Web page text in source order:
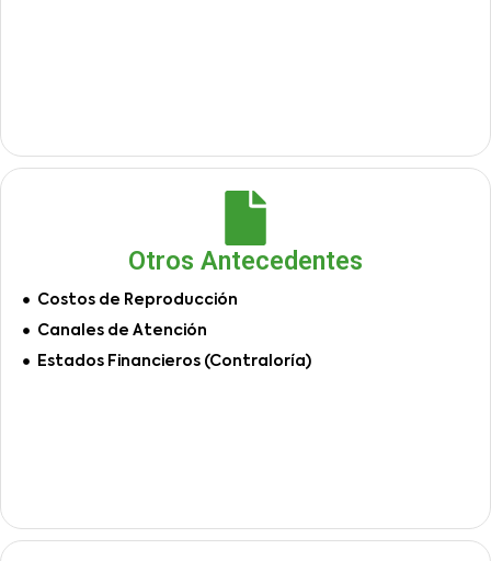
Otros Antecedentes
Costos de Reproducción
Canales de Atención
Estados Financieros (Contraloría)